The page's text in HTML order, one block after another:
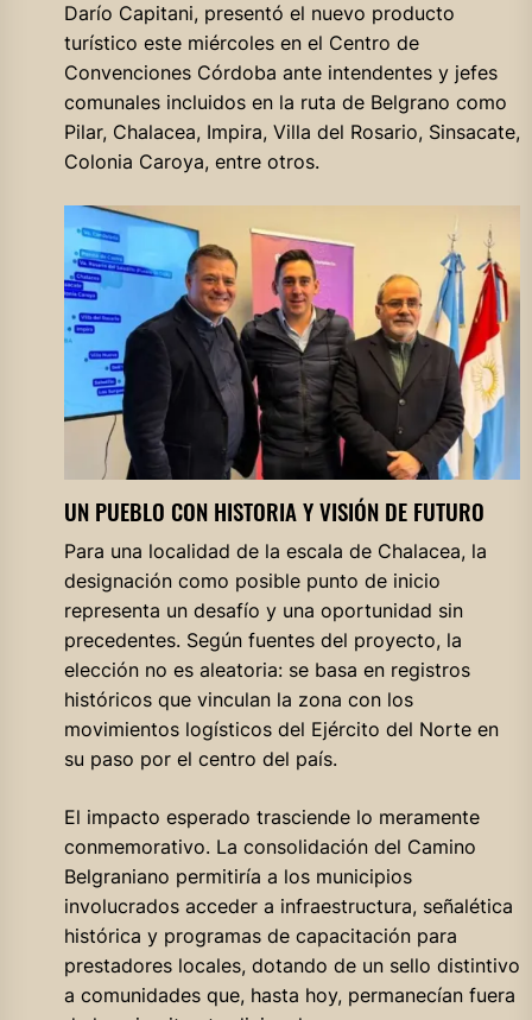
Darío Capitani, presentó el nuevo producto
turístico este miércoles en el Centro de
Convenciones Córdoba ante intendentes y jefes
comunales incluidos en la ruta de Belgrano como
Pilar, Chalacea, Impira, Villa del Rosario, Sinsacate,
Colonia Caroya, entre otros.
UN PUEBLO CON HISTORIA Y VISIÓN DE FUTURO
Para una localidad de la escala de Chalacea, la
designación como posible punto de inicio
representa un desafío y una oportunidad sin
precedentes. Según fuentes del proyecto, la
elección no es aleatoria: se basa en registros
históricos que vinculan la zona con los
movimientos logísticos del Ejército del Norte en
su paso por el centro del país.
El impacto esperado trasciende lo meramente
conmemorativo. La consolidación del Camino
Belgraniano permitiría a los municipios
involucrados acceder a infraestructura, señalética
histórica y programas de capacitación para
prestadores locales, dotando de un sello distintivo
a comunidades que, hasta hoy, permanecían fuera